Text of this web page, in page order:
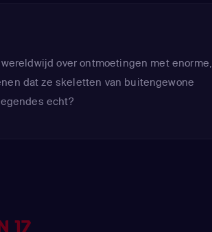
over ontmoetingen met enorme,
dat ze skeletten van buitengewone
echt?
17